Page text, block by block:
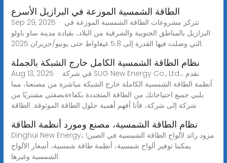
الطاقة الشمسية الموزعة في البرازيل الأسرع
Sep 29, 2025 · تتركز مشروعات الطاقة الشمسية الموزعة في
البرازيل بالمناطق الجنوبية والشرقية من البلاد، بقيادة مدينة ساو باولو
التي وصلت فيها القدرة إلى 5.8 غيغاواط حتى يونيو/حزيران 2025.
نظام الطاقة الشمسية الكامل خارج الشبكة بالجملة
Aug 13, 2025 · في شركة SUG New Energy Co., Ltd.، نقدم
أنظمة الطاقة الشمسية الكاملة خارج الشبكة مباشرة من مصنعنا، مما
يلبي جميع احتياجاتك من الطاقة المتجددة بكفاءةبصفتي مشتريًا من
شركة إلى شركة، فأنا أفهم أهمية حلول الطاقة الموثوقة. الطاقة
نظام الطاقة الشمسية، مصنع ومورد أنظمة الطاقة
Dinghui New Energy، مزود رائد لألواح الطاقة الشمسية في الصين!
يمكننا توفير ألواح شمسية، أنظمة طاقة شمسية، أسعار الألواح
الشمسية وغيرها.